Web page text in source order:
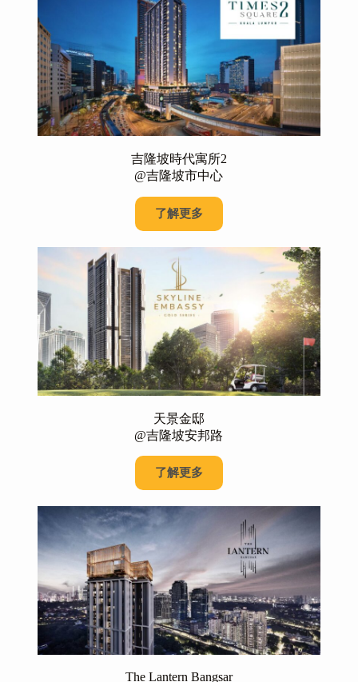
吉隆坡時代寓所2
@吉隆坡市中心
了解更多
天景金邸
@吉隆坡安邦路
了解更多
The Lantern Bangsar